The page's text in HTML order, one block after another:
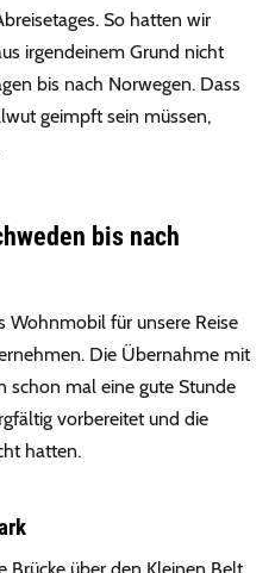
So hatten wir
irgendeinem Grund nicht
bis nach Norwegen. Dass
geimpft sein müssen,
bis nach
Wohnmobil für unsere Reise
Die Übernahme mit
schon mal eine gute Stunde
vorbereitet und die
hatten.